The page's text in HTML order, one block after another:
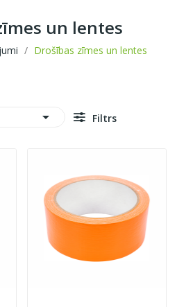
un lentes
Drošības zīmes un lentes
 Filtrs